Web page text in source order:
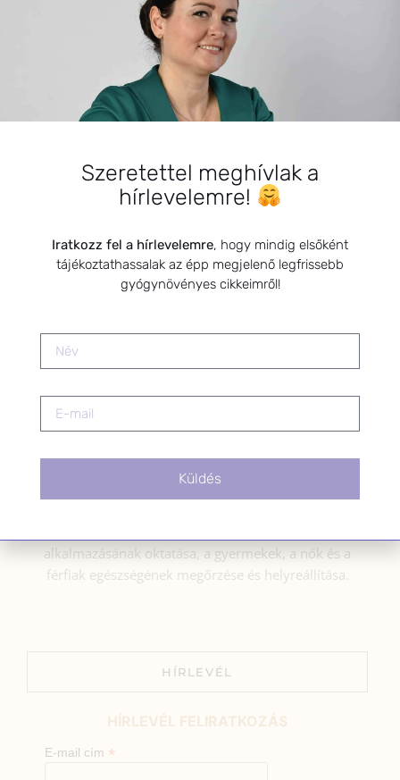
Méherősítés természetes módon:
Hogyan támogathatod női
egészségedet
gyógynövényekkel?
2025.09.16.
SZARVAS NIKI
BEMUTATKOZÁS
Sziasztok! Szarvas Niki vagyok, a HerbClinic alapítója,
alkalmazásának oktatása, a gyermekek, a nők és a
férfiak egészségének megőrzése és helyreállítása.
HÍRLEVÉL
E-mail cím *
Szeretettel meghívlak a
hírlevelemre!
Iratkozz fel a hírlevelemre, hogy mindig elsőként
tájékoztathassalak az épp megjelenő legfrissebb
gyógynövényes cikkeimről!
Küldés